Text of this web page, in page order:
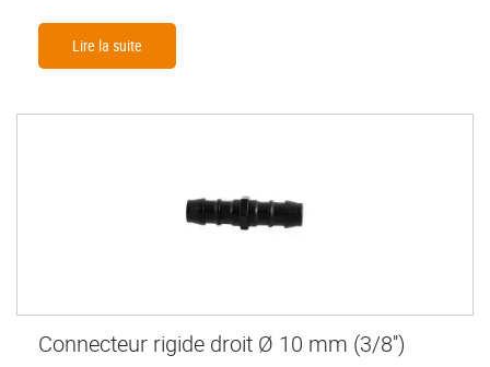
Lire la suite
Connecteur rigide droit Ø 10 mm (3/8'')